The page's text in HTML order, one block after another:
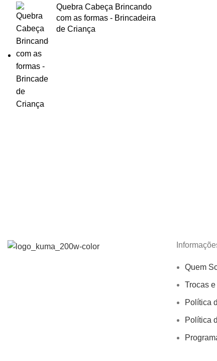
Quebra Cabeça Brincando
com as formas - Brincadeira
de Criança
Quem
Trocas
Política
Política